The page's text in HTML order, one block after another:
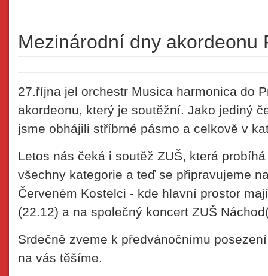
Mezinárodní dny akordeonu
27.října jel orchestr Musica harmonica do
akordeonu, který je soutěžní. Jako jediný
jsme obhájili stříbrné pásmo a celkově v
Letos nás čeká i soutěž ZUŠ, která
všechny kategorie a teď se připravujeme
Červeném Kostelci - kde hlavní prostor
(22.12) a na společný koncert ZUŠ
Srdečně zveme k předvánočnímu
na vás těšíme.